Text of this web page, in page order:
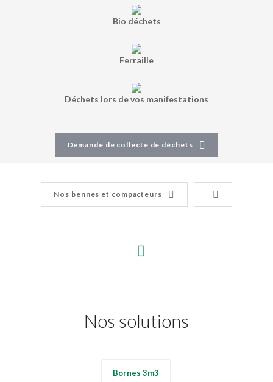
Bio déchets
Ferraille
Déchets lors de vos manifestations
Demande de collecte de déchets
Nos bennes et compacteurs
Nos solutions
Bornes 3m3